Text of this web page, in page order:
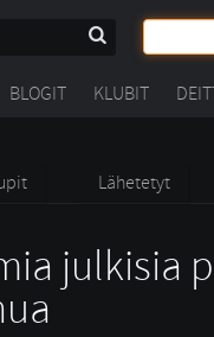
BLOGIT KLUBIT
Lähetetyt
julkisia